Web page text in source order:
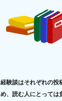
経験談はそれぞれの投
め、読む人にとっては